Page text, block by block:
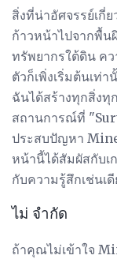
สิ่งที่น่าอัศจรรย์เกี่
ก้าวหน้าไปจากพื้น
ทรัพยากรใต้ดิน ค
ตัวก็เพิ่งเริ่มต้นเท่
ฉันได้สร้างทุกสิ่งทุ
สถานการณ์ที่
ประสบปัญหา
หน้านี้ได้สัมผัสกับ
กับความรู้สึกเช่นเ
ไม่ จำกัด
ถ้าคุณไม่เข้าใจ